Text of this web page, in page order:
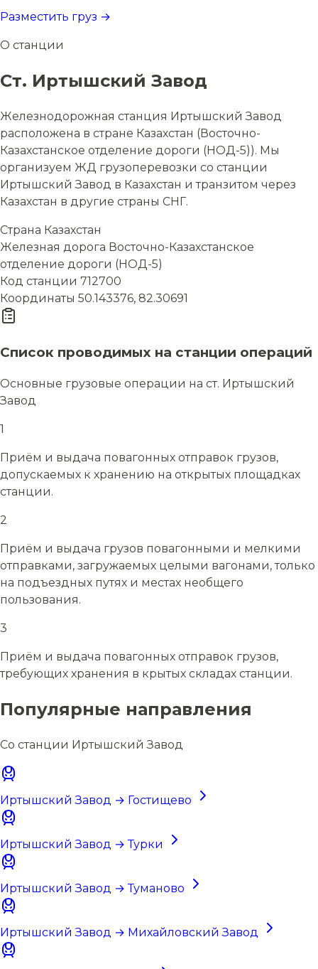
Разместить груз →
О станции
Ст. Иртышский Завод
Железнодорожная станция Иртышский Завод
расположена в стране Казахстан (Восточно-
Казахстанское отделение дороги (НОД-5)). Мы
организуем ЖД грузоперевозки со станции
Иртышский Завод в Казахстан и транзитом через
Казахстан в другие страны СНГ.
Страна Казахстан
Железная дорога Восточно-Казахстанское
отделение дороги (НОД-5)
Код станции 712700
Координаты 50.143376, 82.30691
Список проводимых на станции операций
Основные грузовые операции на ст. Иртышский
Завод
1
Приём и выдача повагонных отправок грузов,
допускаемых к хранению на открытых площадках
станции.
2
Приём и выдача грузов повагонными и мелкими
отправками, загружаемых целыми вагонами, только
на подъездных путях и местах необщего
пользования.
3
Приём и выдача повагонных отправок грузов,
требующих хранения в крытых складах станции.
Популярные направления
Со станции Иртышский Завод
Иртышский Завод → Гостищево
Иртышский Завод → Турки
Иртышский Завод → Туманово
Иртышский Завод → Михайловский Завод